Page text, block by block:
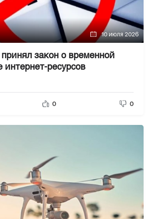
10 июля 2026
принял закон о временной
интернет-ресурсов
0 0